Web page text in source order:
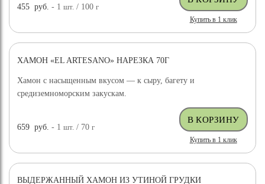
455 руб. - 1шт. / 100г
Купить в 1 клик
ХАМОН «EL ARTESANO» НАРЕЗКА 70Г
Хамон с насыщенным вкусом — к сыру, багету и
средиземноморским закускам.
659 руб. - 1шт. / 70г
Купить в 1 клик
ВЫДЕРЖАННЫЙ ХАМОН ИЗ УТИНОЙ ГРУДКИ